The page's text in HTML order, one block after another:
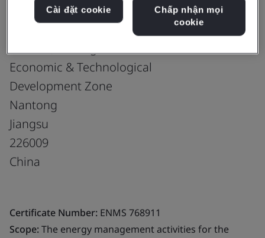
Toray Sakai Weaving & Dyeing
Economic & Technological
Development Zone
Nantong
Jiangsu
226009
China
Certificate Number: ENMS 768911
Scope:The energy management activities for the
Cài đặt cookie
Chấp nhận mọi
cookie